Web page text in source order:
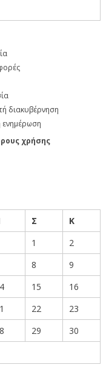
διακυβέρνηση
ενημέρωση
χρήσης
Σ
Κ
1
2
8
9
15
16
22
23
29
30